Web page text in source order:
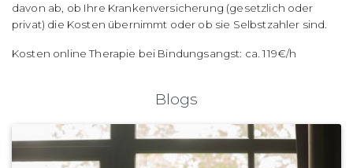
davon ab, ob Ihre Krankenversicherung (gesetzlich oder
privat) die Kosten übernimmt oder ob sie Selbstzahler sind.
Kosten online Therapie bei Bindungsangst: ca. 119€/h
Blogs